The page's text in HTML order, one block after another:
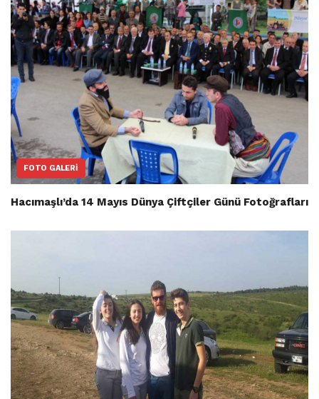
FOTO GALERI
Hacımaşlı’da 14 Mayıs Dünya Çiftçiler Günü Fotoğrafları